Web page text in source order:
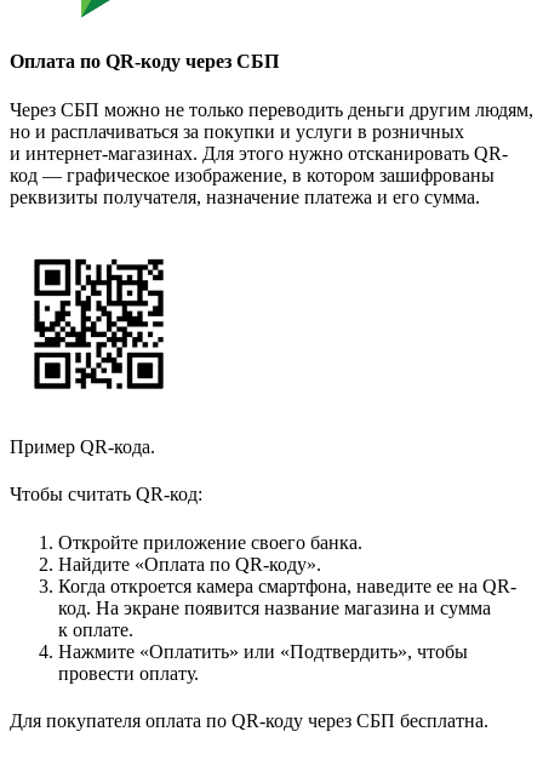
Оплата по QR-коду через СБП
Через СБП можно не только переводить деньги другим людям,
но и расплачиваться за покупки и услуги в розничных
и интернет-магазинах. Для этого нужно отсканировать QR-
код — графическое изображение, в котором зашифрованы
реквизиты получателя, назначение платежа и его сумма.
Пример QR-кода.
Чтобы считать QR-код:
Откройте приложение своего банка.
Найдите «Оплата по QR-коду».
Когда откроется камера смартфона, наведите ее на QR-
код. На экране появится название магазина и сумма
к оплате.
Нажмите «Оплатить» или «Подтвердить», чтобы
провести оплату.
Для покупателя оплата по QR-коду через СБП бесплатна.